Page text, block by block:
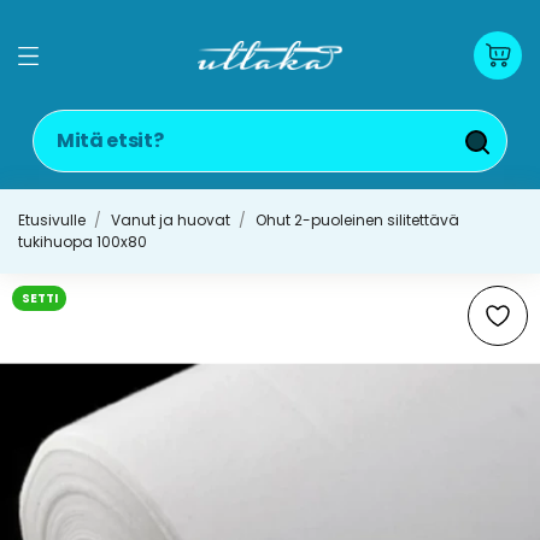
Etusivulle Vanut ja huovat
Ohut 2-puoleinen silitettävä
tukihuopa 100x80
SETTI